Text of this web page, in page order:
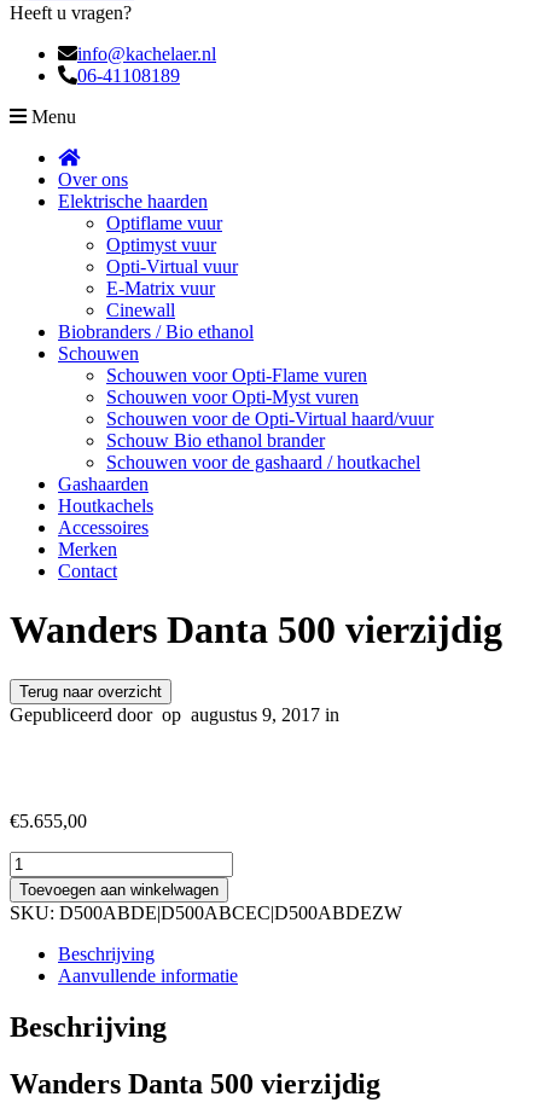
Heeft u vragen?
info@kachelaer.nl
06-41108189
Menu
Over ons
Elektrische haarden
Optiflame vuur
Optimyst vuur
Opti-Virtual vuur
E-Matrix vuur
Cinewall
Biobranders / Bio ethanol
Schouwen
Schouwen voor Opti-Flame vuren
Schouwen voor Opti-Myst vuren
Schouwen voor de Opti-Virtual haard/vuur
Schouw Bio ethanol brander
Schouwen voor de gashaard / houtkachel
Gashaarden
Houtkachels
Accessoires
Merken
Contact
Wanders Danta 500 vierzijdig
Terug naar overzicht
Gepubliceerd door op augustus 9, 2017 in
€5.655,00
Wanders
Danta
500
vierzijdig
aantal
Toevoegen aan winkelwagen
SKU: D500ABDE|D500ABCEC|D500ABDEZW
Beschrijving
Aanvullende informatie
Beschrijving
Wanders Danta 500 vierzijdig